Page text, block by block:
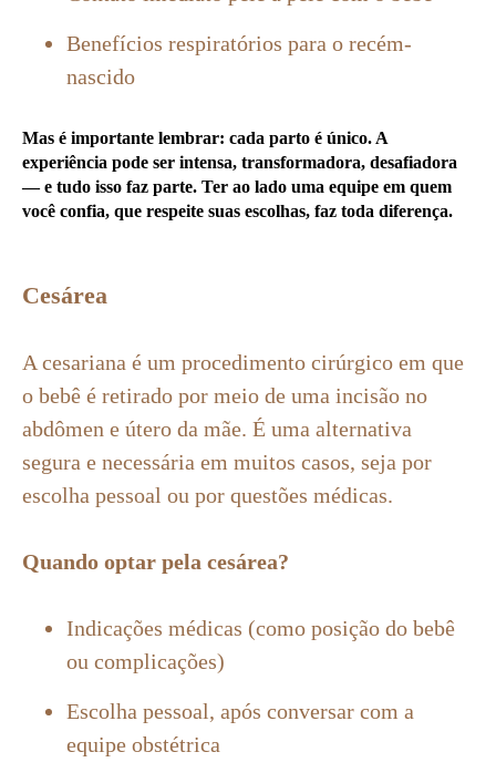
Benefícios respiratórios para o recém-
nascido
Mas é importante lembrar: cada parto é único. A
experiência pode ser intensa, transformadora, desafiadora
— e tudo isso faz parte. Ter ao lado uma equipe em quem
você confia, que respeite suas escolhas, faz toda diferença.
Cesárea
A cesariana é um procedimento cirúrgico em que
o bebê é retirado por meio de uma incisão no
abdômen e útero da mãe. É uma alternativa
segura e necessária em muitos casos, seja por
escolha pessoal ou por questões médicas.
Quando optar pela cesárea?
Indicações médicas (como posição do bebê
ou complicações)
Escolha pessoal, após conversar com a
equipe obstétrica